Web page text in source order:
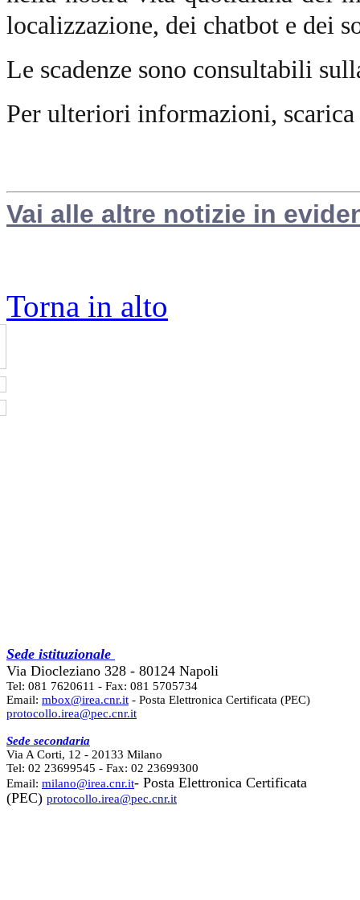
localizzazione, dei chatbot e dei
Le scadenze sono consultabili
Per ulteriori informazioni,
Vai alle altre notizie in
Torna in alto
Sede istituzionale
Via Diocleziano 328 - 80124 Napoli
Tel: 081 7620611 - Fax: 081 5705734
Email: mbox@irea.cnr.it - Posta Elettronica Certificata (PEC)
protocollo.irea@pec.cnr.it
Sede secondaria
Via A Corti, 12 - 20133 Milano
Tel: 02 23699545 - Fax: 02 23699300
Email: milano@irea.cnr.it- Posta Elettronica Certificata
(PEC) protocollo.irea@pec.cnr.it